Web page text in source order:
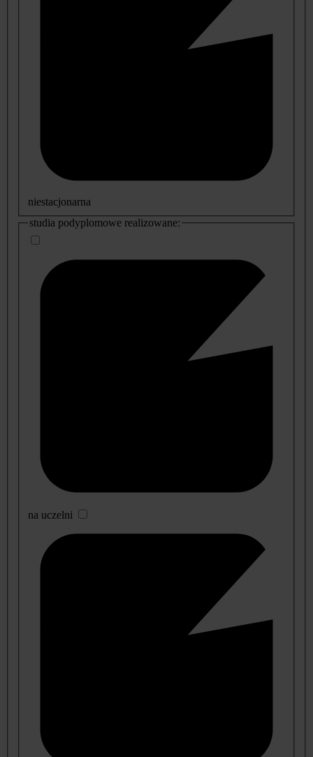
niestacjonarna
studia podyplomowe realizowane:
na uczelni